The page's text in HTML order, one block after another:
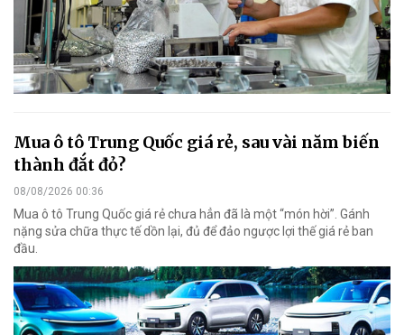
Mua ô tô Trung Quốc giá rẻ, sau vài năm biến
thành đắt đỏ?
08/08/2026 00:36
Mua ô tô Trung Quốc giá rẻ chưa hẳn đã là một “món hời”. Gánh
nặng sửa chữa thực tế dồn lại, đủ để đảo ngược lợi thế giá rẻ ban
đầu.